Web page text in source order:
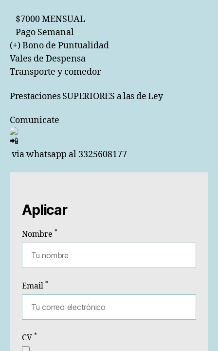
$7000 MENSUAL
Pago Semanal
(+) Bono de Puntualidad⁠
Vales de Despensa
Transporte y comedor⁠
Prestaciones SUPERIORES a las de Ley
Comunicate
via whatsapp al 3325608177
Aplicar
Nombre *
Email *
CV *